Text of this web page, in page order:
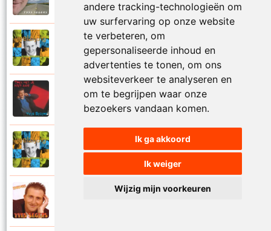
andere tracking-technologieën om
uw surfervaring op onze website
te verbeteren, om
gepersonaliseerde inhoud en
advertenties te tonen, om ons
websiteverkeer te analyseren en
om te begrijpen waar onze
bezoekers vandaan komen.
Ik ga akkoord
Ik weiger
Wijzig mijn voorkeuren
Yves Segers
Voor je gaat
Yves Segers
Voor jou
Vriendschap